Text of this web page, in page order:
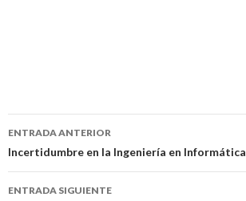
Navegación
de
entradas
ENTRADA ANTERIOR
Incertidumbre en la Ingeniería en Informática
ENTRADA SIGUIENTE